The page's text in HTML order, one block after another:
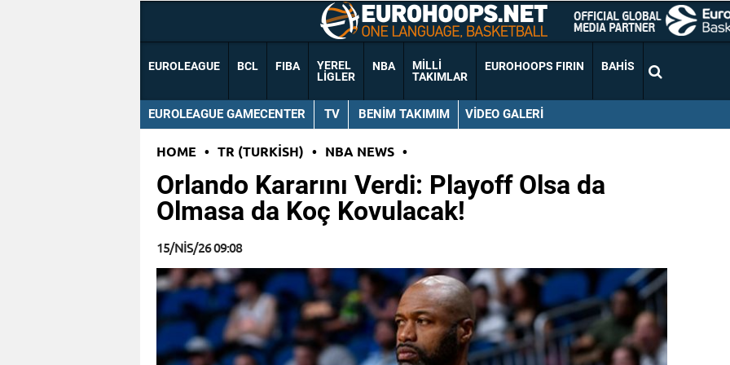
EUROLEAGUE BCL FIBA
YEREL
LIGLER
NBA
MILLI
TAKIMLAR
EUROHOOPS FIRIN BAHIS
EUROLEAGUE GAMECENTER TV BENIM TAKIMIM VIDEO GALERI
HOME • TR (TURKISH) • NBA NEWS •
Orlando Kararını Verdi: Playoff Olsa da
Olmasa da Koç Kovulacak!
15/NIS/26 09:08